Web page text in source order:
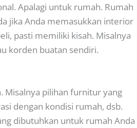
Apalagi untuk rumah. Rumah
jika Anda memasukkan interior
pasti memiliki kisah. Misalnya
korden buatan sendiri.
Misalnya pilihan furnitur yang
dengan kondisi rumah, dsb.
dibutuhkan untuk rumah Anda